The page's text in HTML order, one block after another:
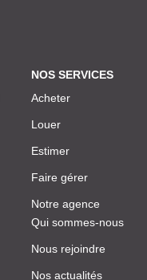
NOS SERVICES
Acheter
Louer
Estimer
Faire gérer
Notre agence
Qui sommes-nous
Nous rejoindre
Nos actualités